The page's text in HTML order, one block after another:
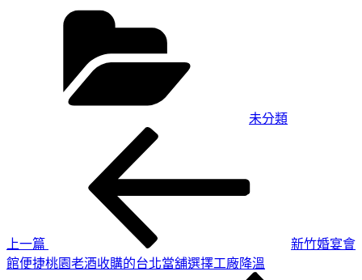
未分類
上一篇
新竹婚宴會
館便捷桃園老酒收購的台北當舖選擇工廠降溫